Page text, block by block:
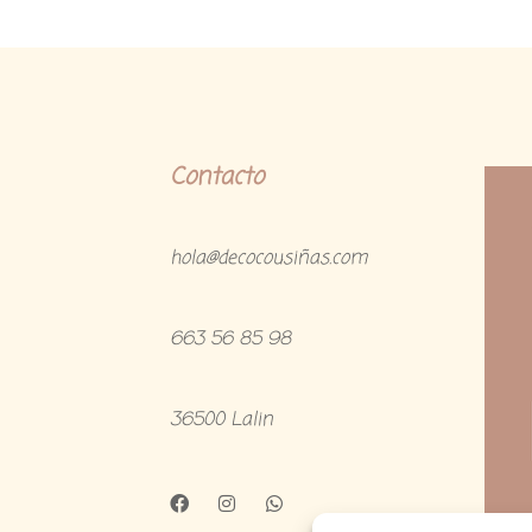
Contacto
hola@decocousiñas.com
663 56 85 98
36500 Lalin